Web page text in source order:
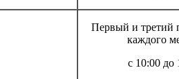
Первый и третий
каждого
с 10:00 до